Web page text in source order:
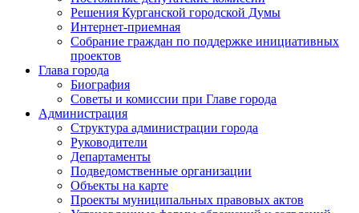
Решения Курганской городской Думы
Интернет-приемная
Собрание граждан по поддержке инициативных
проектов
Глава города
Биография
Советы и комиссии при Главе города
Администрация
Структура администрации города
Руководители
Департаменты
Подведомственные организации
Объекты на карте
Проекты муниципальных правовых актов